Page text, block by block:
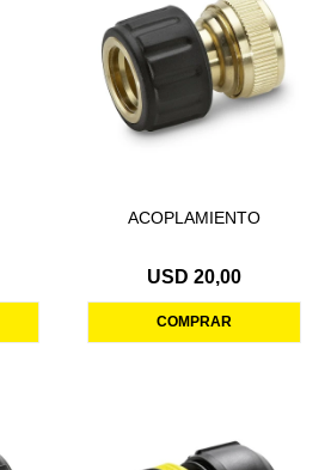
ACOPLAMIENTO
USD 20,00